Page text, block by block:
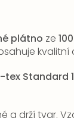
plátno ze
tex Standard
a drží tvar.